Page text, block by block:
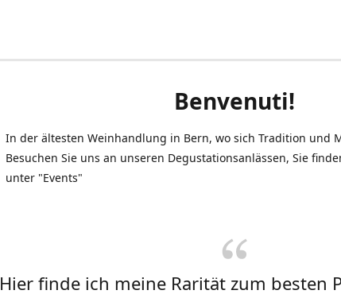
Benvenuti!
In der ältesten Weinhandlung in Bern, wo sich Tradition und
Besuchen Sie uns an unseren Degustationsanlässen, Sie
unter "Events"
Hier finde ich meine Rarität zum besten